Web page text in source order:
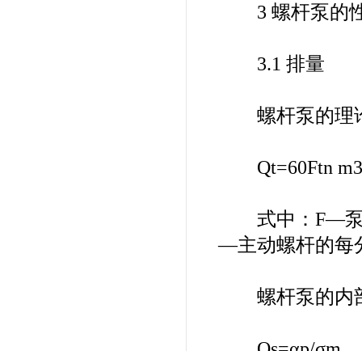
3 螺杆泵的
3.1 排量
螺杆泵的理
Qt=60Ftn
式中：F—泵
—主动螺杆的每
螺杆泵的内